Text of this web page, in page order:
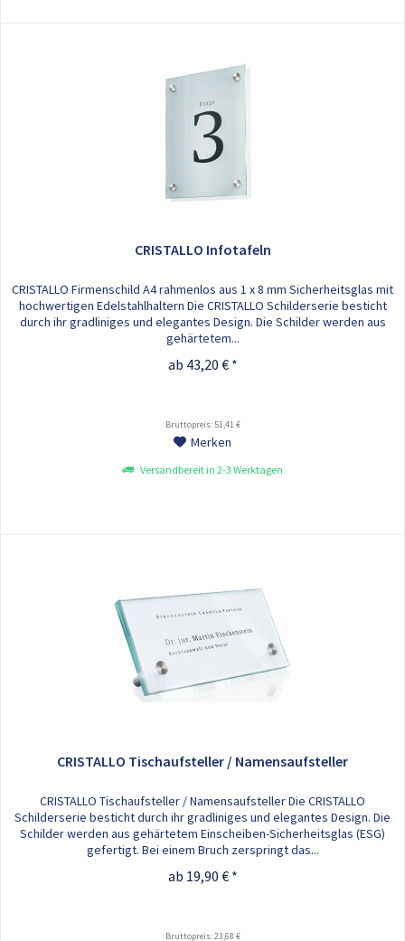
CRISTALLO Infotafeln
CRISTALLO Firmenschild A4 rahmenlos aus 1 x 8 mm Sicherheitsglas mit
hochwertigen Edelstahlhaltern Die CRISTALLO Schilderserie besticht
durch ihr gradliniges und elegantes Design. Die Schilder werden aus
gehärtetem...
ab 43,20 € *
Bruttopreis: 51,41 €
Merken
Versandbereit in 2-3 Werktagen
CRISTALLO Tischaufsteller / Namensaufsteller
CRISTALLO Tischaufsteller / Namensaufsteller Die CRISTALLO
Schilderserie besticht durch ihr gradliniges und elegantes Design. Die
Schilder werden aus gehärtetem Einscheiben-Sicherheitsglas (ESG)
gefertigt. Bei einem Bruch zerspringt das...
ab 19,90 € *
Bruttopreis: 23,68 €